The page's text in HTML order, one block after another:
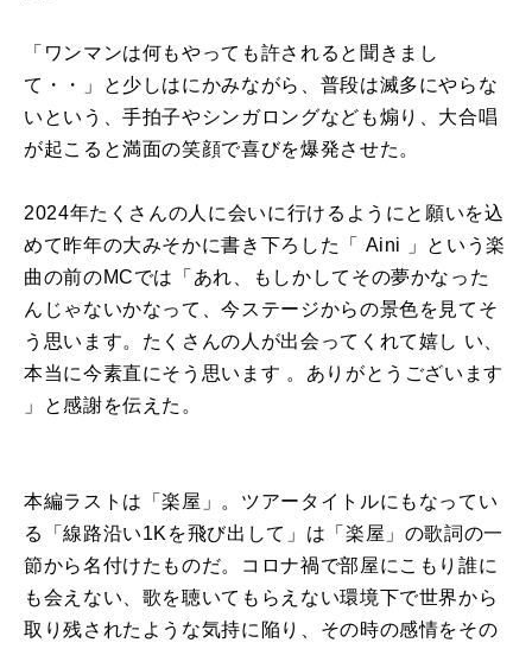
「ワンマンは何もやっても許されると聞きまし
て・・」と少しはにかみながら、普段は滅多にやらな
いという、手拍子やシンガロングなども煽り、大合唱
が起こると満面の笑顔で喜びを爆発させた。
2024年たくさんの人に会いに行けるようにと願いを込
めて昨年の大みそかに書き下ろした「 Aini 」という楽
曲の前のMCでは「あれ、もしかしてその夢かなった
んじゃないかなって、今ステージからの景色を見てそ
う思います。たくさんの人が出会ってくれて嬉し い、
本当に今素直にそう思います 。ありがとうございます
」と感謝を伝えた。
本編ラストは「楽屋」。ツアータイトルにもなってい
る「線路沿い1Kを飛び出して」は「楽屋」の歌詞の一
節から名付けたものだ。コロナ禍で部屋にこもり誰に
も会えない、歌を聴いてもらえない環境下で世界から
取り残されたような気持に陥り、その時の感情をその